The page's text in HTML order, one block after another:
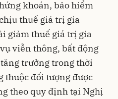
khoán, bảo hiểm
thuế giá trị gia
giảm thuế giá trị gia
viễn thông, bất động
trưởng trong thời
thuộc đối tượng được
theo quy định tại Nghị